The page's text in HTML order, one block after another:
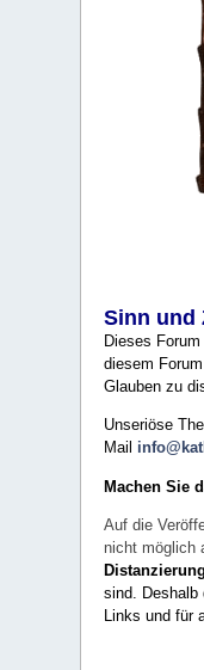
Sinn und
Dieses
diesem
Glauben zu
Unseriöse
Mail
Machen Sie
Auf die
nicht möglich
sind. Deshalb
Links und für